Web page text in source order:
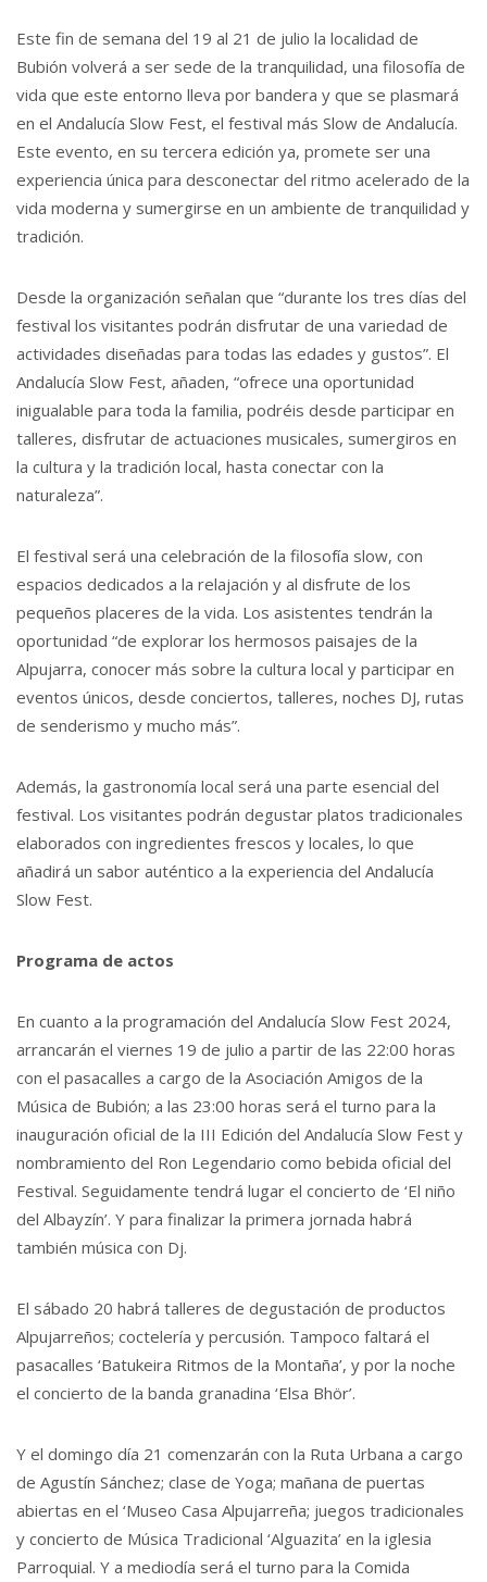
Este fin de semana del 19 al 21 de julio la localidad de
Bubión volverá a ser sede de la tranquilidad, una filosofía de
vida que este entorno lleva por bandera y que se plasmará
en el Andalucía Slow Fest, el festival más Slow de Andalucía.
Este evento, en su tercera edición ya, promete ser una
experiencia única para desconectar del ritmo acelerado de la
vida moderna y sumergirse en un ambiente de tranquilidad y
tradición.
Desde la organización señalan que “durante los tres días del
festival los visitantes podrán disfrutar de una variedad de
actividades diseñadas para todas las edades y gustos”. El
Andalucía Slow Fest, añaden, “ofrece una oportunidad
inigualable para toda la familia, podréis desde participar en
talleres, disfrutar de actuaciones musicales, sumergiros en
la cultura y la tradición local, hasta conectar con la
naturaleza”.
El festival será una celebración de la filosofía slow, con
espacios dedicados a la relajación y al disfrute de los
pequeños placeres de la vida. Los asistentes tendrán la
oportunidad “de explorar los hermosos paisajes de la
Alpujarra, conocer más sobre la cultura local y participar en
eventos únicos, desde conciertos, talleres, noches DJ, rutas
de senderismo y mucho más”.
Además, la gastronomía local será una parte esencial del
festival. Los visitantes podrán degustar platos tradicionales
elaborados con ingredientes frescos y locales, lo que
añadirá un sabor auténtico a la experiencia del Andalucía
Slow Fest.
Programa de actos
En cuanto a la programación del Andalucía Slow Fest 2024,
arrancarán el viernes 19 de julio a partir de las 22:00 horas
con el pasacalles a cargo de la Asociación Amigos de la
Música de Bubión; a las 23:00 horas será el turno para la
inauguración oficial de la III Edición del Andalucía Slow Fest y
nombramiento del Ron Legendario como bebida oficial del
Festival. Seguidamente tendrá lugar el concierto de ‘El niño
del Albayzín’. Y para finalizar la primera jornada habrá
también música con Dj.
El sábado 20 habrá talleres de degustación de productos
Alpujarreños; coctelería y percusión. Tampoco faltará el
pasacalles ‘Batukeira Ritmos de la Montaña’, y por la noche
el concierto de la banda granadina ‘Elsa Bhör’.
Y el domingo día 21 comenzarán con la Ruta Urbana a cargo
de Agustín Sánchez; clase de Yoga; mañana de puertas
abiertas en el ‘Museo Casa Alpujarreña; juegos tradicionales
y concierto de Música Tradicional ‘Alguazita’ en la iglesia
Parroquial. Y a mediodía será el turno para la Comida